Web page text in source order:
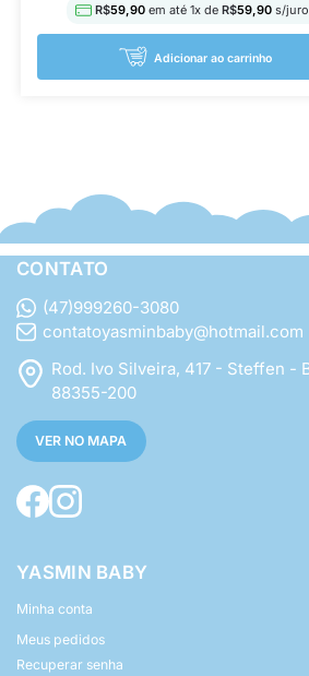
R$59,90 em até 1x de R$59,90s/
Adicionar ao carrinho
CONTATO
(47)999260-3080
contatoyasminbaby@hotmail.com
Rod. Ivo Silveira, 417 - Steffen -
88355-200
VER NO MAPA
YASMIN BABY
Minha conta
Meus pedidos
Recuperar senha